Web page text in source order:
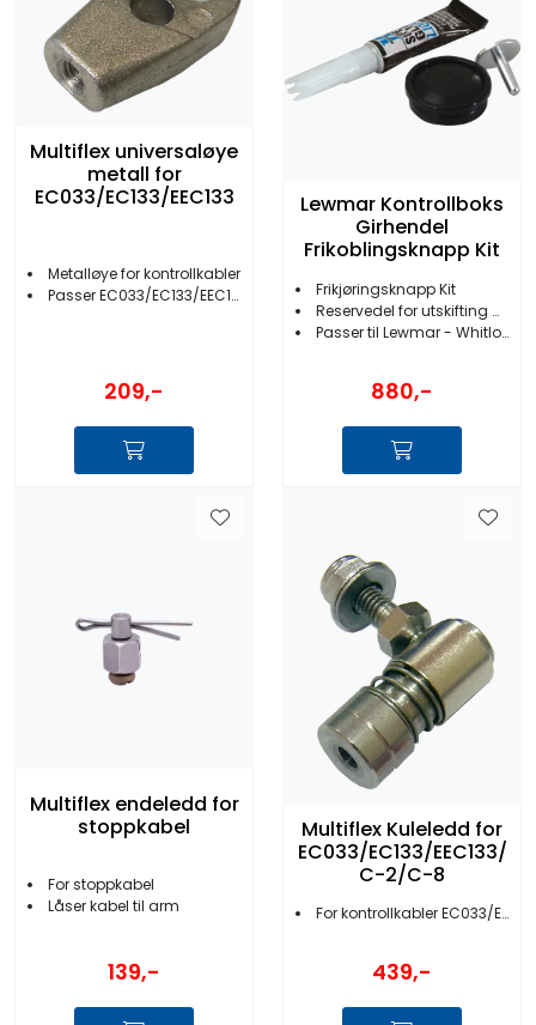
Multiflex universaløye
metall for
EC033/EC133/EEC133
Metalløye for kontrollkabler
Passer EC033/EC133/EEC133
209,-
Lewmar Kontrollboks
Girhendel
Frikoblingsknapp Kit
Frikjøringsknapp Kit
Reservedel for utskifting av stempelknapp og deksel
Passer til Lewmar - Whitlock 1 greps motorstyring
880,-
Multiflex endeledd for
stoppkabel
For stoppkabel
Låser kabel til arm
139,-
Multiflex Kuleledd for
EC033/EC133/EEC133/
C-2/C-8
For kontrollkabler EC033/EC133/EEC133
439,-